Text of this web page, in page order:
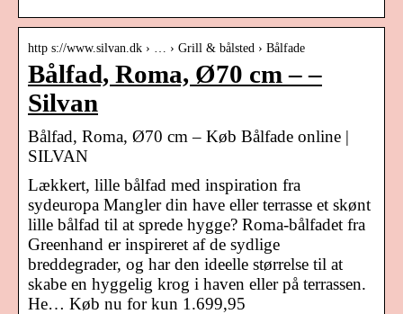
http s://www.silvan.dk › … › Grill & bålsted › Bålfade
Bålfad, Roma, Ø70 cm – –
Silvan
Bålfad, Roma, Ø70 cm – Køb Bålfade online |
SILVAN
Lækkert, lille bålfad med inspiration fra
sydeuropa Mangler din have eller terrasse et skønt
lille bålfad til at sprede hygge? Roma-bålfadet fra
Greenhand er inspireret af de sydlige
breddegrader, og har den ideelle størrelse til at
skabe en hyggelig krog i haven eller på terrassen.
He… Køb nu for kun 1.699,95